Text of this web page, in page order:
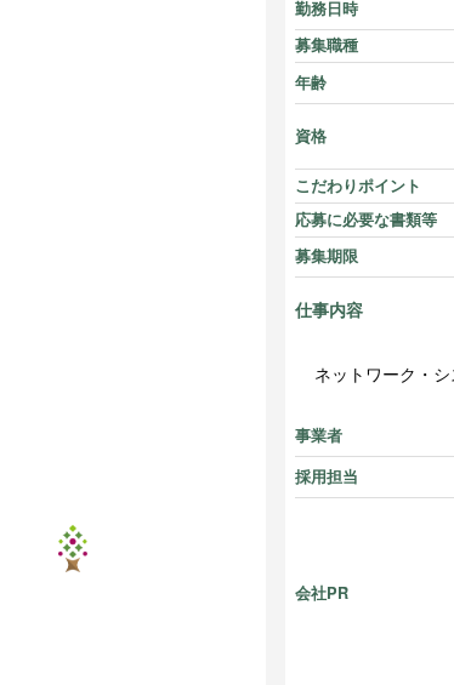
勤務日時
募集職種
年齢
資格
こだわりポイント
応募に必要な書類等
募集期限
仕事内容
ネットワーク・
事業者
採用担当
会社PR